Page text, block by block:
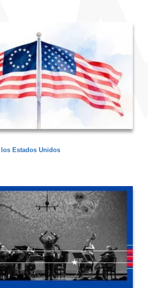
Estados Unidos